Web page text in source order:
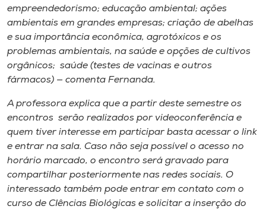
empreendedorismo; educação ambiental; ações
ambientais em grandes empresas; criação de abelhas
e sua importância econômica, agrotóxicos e os
problemas ambientais, na saúde e opções de cultivos
orgânicos; saúde (testes de vacinas e outros
fármacos) — comenta Fernanda.
A professora explica que a partir deste semestre os
encontros serão realizados por videoconferência e
quem tiver interesse em participar basta acessar o link
e entrar na sala. Caso não seja possível o acesso no
horário marcado, o encontro será gravado para
compartilhar posteriormente nas redes sociais. O
interessado também pode entrar em contato com o
curso de CIências Biológicas e solicitar a inserção do